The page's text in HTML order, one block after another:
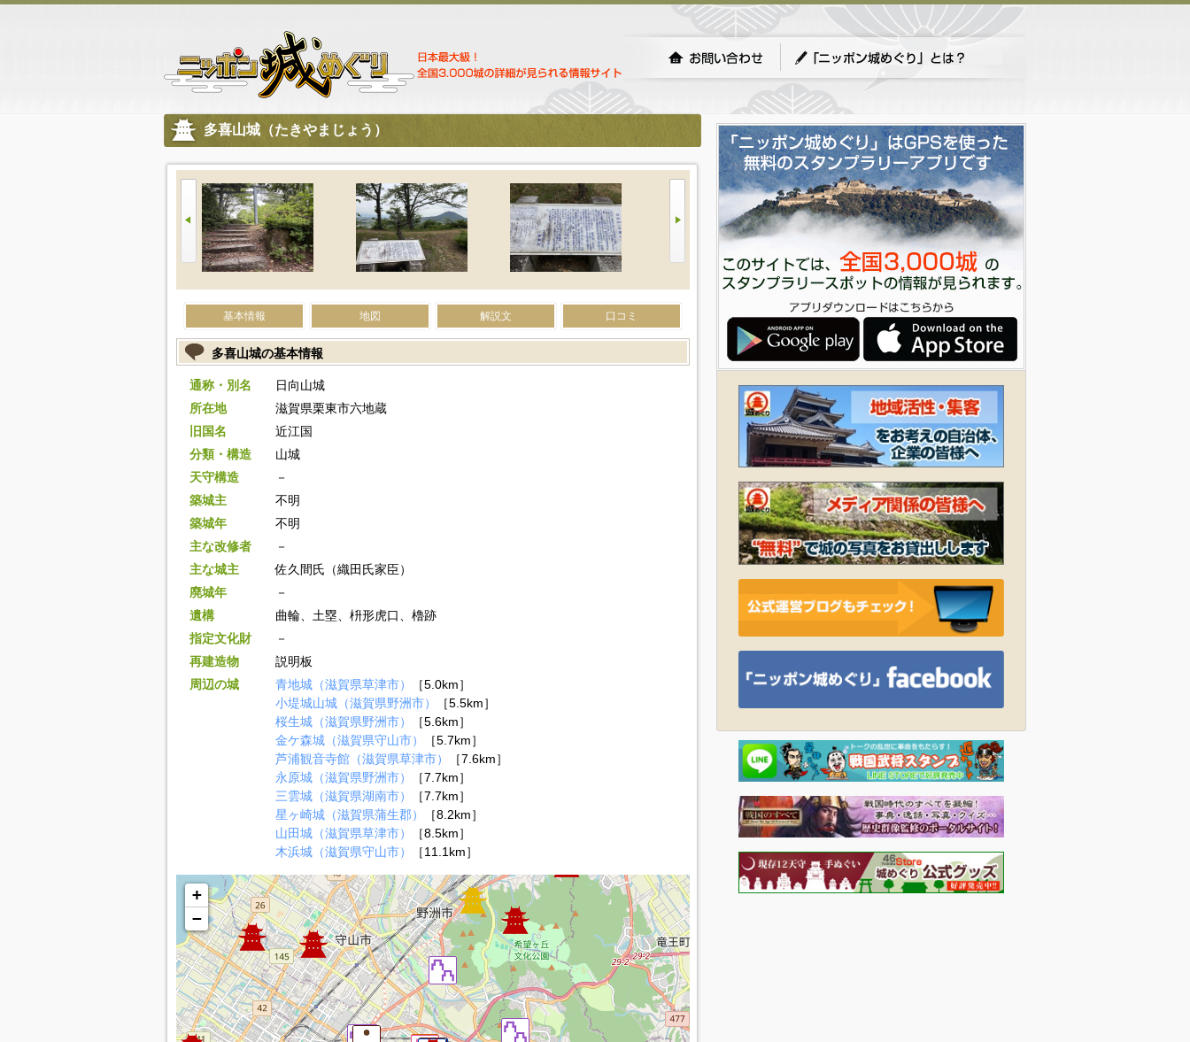
多喜山城（たきやまじょう）
基本情報 地図 解説文 口コミ
多喜山城の基本情報
通称・別名
日向山城
所在地
滋賀県栗東市六地蔵
旧国名
近江国
分類・構造
山城
天守構造
－
築城主
不明
築城年
不明
主な改修者
－
主な城主
佐久間氏（織田氏家臣）
廃城年
－
遺構
曲輪、土塁、枡形虎口、櫓跡
指定文化財
－
再建造物
説明板
周辺の城
青地城（滋賀県草津市）
［5.0km］
小堤城山城（滋賀県野洲市）
［5.5km］
桜生城（滋賀県野洲市）
［5.6km］
金ケ森城（滋賀県守山市）
［5.7km］
芦浦観音寺館（滋賀県草津市）
［7.6km］
永原城（滋賀県野洲市）
［7.7km］
三雲城（滋賀県湖南市）
［7.7km］
星ヶ崎城（滋賀県蒲生郡）
［8.2km］
山田城（滋賀県草津市）
［8.5km］
木浜城（滋賀県守山市）
［11.1km］
+
−